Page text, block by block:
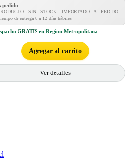
pedido
SIN STOCK, IMPORTADO A PEDIDO.
de entrega 8 a 12 días hábiles
GRATIS en Region Metropolitana
Agregar al carrito
Ver detalles